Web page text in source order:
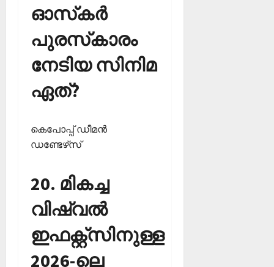
ഓസ്‌കര്‍
പുരസ്‌കാരം
നേടിയ സിനിമ
ഏത്?
കെപോപ്പ് ഡീമന്‍
ഡണ്ടേഴ്‌സ്
20. മികച്ച
വിഷ്വല്‍
ഇഫക്റ്റ്‌സിനുള്ള
2026-ലെ